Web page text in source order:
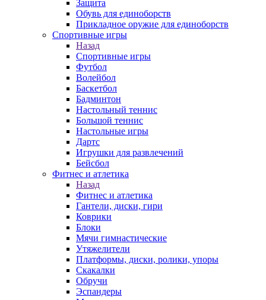
Защита
Обувь для единоборств
Прикладное оружие для единоборств
Спортивные игры
Назад
Спортивные игры
Футбол
Волейбол
Баскетбол
Бадминтон
Настольный теннис
Большой теннис
Настольные игры
Дартс
Игрушки для развлечений
Бейсбол
Фитнес и атлетика
Назад
Фитнес и атлетика
Гантели, диски, гири
Коврики
Блоки
Мячи гимнастические
Утяжелители
Платформы, диски, ролики, упоры
Скакалки
Обручи
Эспандеры